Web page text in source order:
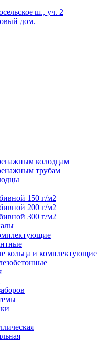
ш., уч. 2
колодцам
трубам
150 г/м2
200 г/м2
300 г/м2
кольца и комплектующие